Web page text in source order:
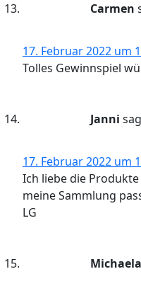
Carmen
17. Februar 2022 um
Tolles Gewinnspiel
Janni
17. Februar 2022 um
Ich liebe die
meine Sammlung
LG